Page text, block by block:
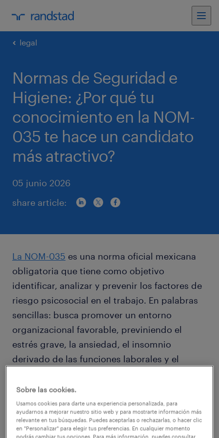
legal
Normas de Seguridad e
Higiene: ¿Por qué tu
conocimiento en la NOM-
035 te hace un candidato
más atractivo?
05 junio 2026
share article:
La NOM-035 es una norma oficial mexicana
obligatoria que tiene como objetivo
identificar, analizar y prevenir los factores de
riesgo psicosocial en el trabajo. En palabras
sencillas: busca promover un entorno
organizacional favorable, previniendo el
estrés grave, la ansiedad, el insomnio
derivado de las funciones laborales y el
En el mercado laboral actual, buscar un
nuevo empleo ya no se trata solo de
encontrar un buen sueldo; también se trata
Sobre las cookies.
Usamos cookies para darte una experiencia personalizada, para
ayudarnos a mejorar nuestro sitio web y para mostrarte información más
relevante en tus búsquedas. Puedes aceptarlas o rechazarlas, o hacer clic
en "Personalizar" para elegir tus preferencias. En cualquier momento
podrás cambiar tus opciones. Para más información, puedes consultar